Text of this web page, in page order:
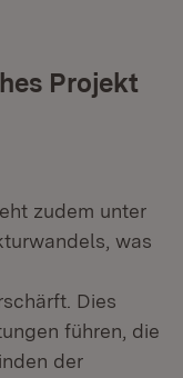
Projekt
zudem unter
was
Dies
führen, die
der